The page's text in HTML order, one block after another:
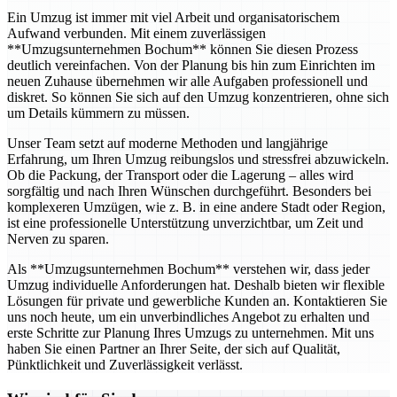
Ein Umzug ist immer mit viel Arbeit und organisatorischem
Aufwand verbunden. Mit einem zuverlässigen
**Umzugsunternehmen Bochum** können Sie diesen Prozess
deutlich vereinfachen. Von der Planung bis hin zum Einrichten im
neuen Zuhause übernehmen wir alle Aufgaben professionell und
diskret. So können Sie sich auf den Umzug konzentrieren, ohne sich
um Details kümmern zu müssen.
Unser Team setzt auf moderne Methoden und langjährige
Erfahrung, um Ihren Umzug reibungslos und stressfrei abzuwickeln.
Ob die Packung, der Transport oder die Lagerung – alles wird
sorgfältig und nach Ihren Wünschen durchgeführt. Besonders bei
komplexeren Umzügen, wie z. B. in eine andere Stadt oder Region,
ist eine professionelle Unterstützung unverzichtbar, um Zeit und
Nerven zu sparen.
Als **Umzugsunternehmen Bochum** verstehen wir, dass jeder
Umzug individuelle Anforderungen hat. Deshalb bieten wir flexible
Lösungen für private und gewerbliche Kunden an. Kontaktieren Sie
uns noch heute, um ein unverbindliches Angebot zu erhalten und
erste Schritte zur Planung Ihres Umzugs zu unternehmen. Mit uns
haben Sie einen Partner an Ihrer Seite, der sich auf Qualität,
Pünktlichkeit und Zuverlässigkeit verlässt.